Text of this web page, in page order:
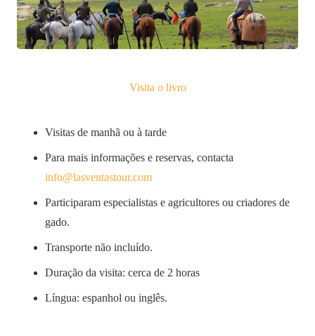
Visita o livro
Visitas de manhã ou à tarde
Para mais informações e reservas, contacta
info@lasventastour.com
Participaram especialistas e agricultores ou criadores de
gado.
Transporte não incluído.
Duração da visita: cerca de 2 horas
Língua: espanhol ou inglês.